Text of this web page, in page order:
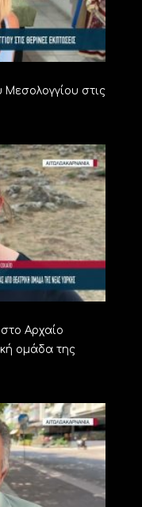
Μεσολογγίου στις
Αρχαίο
ομάδα της